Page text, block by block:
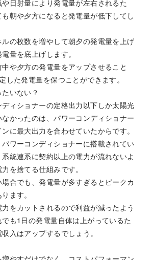
日射量により発電量が左右されるた
朝や夕方になると発電量が低下してし
の枚数を増やして朝夕の発電量を上げ
量を底上げします。
や夕方の発電量をアップさせること
した発電量を保つことができます。
いない？
ィショナーの定格出力以下しか太陽光
かったのは、パワーコンディショナー
に最大出力を合わせていたからです。
ワーコンディショナーに搭載されてい
統連系に契約以上の電力が流れないよ
を捨てる仕組みです。
合でも、発電量が多すぎるとピークカ
ます。
をカットされるので利益が減ったよう
も1日の発電量自体は上がっているた
入はアップするでしょう。